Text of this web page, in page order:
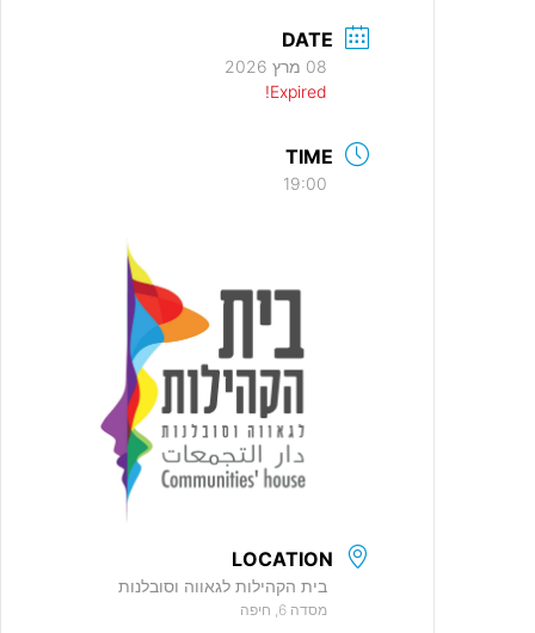
DATE
08 מרץ 2026
Expired!
TIME
19:00
LOCATION
בית הקהילות לגאווה וסובלנות
מסדה 6, חיפה